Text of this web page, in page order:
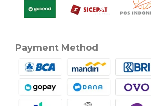
Payment Method